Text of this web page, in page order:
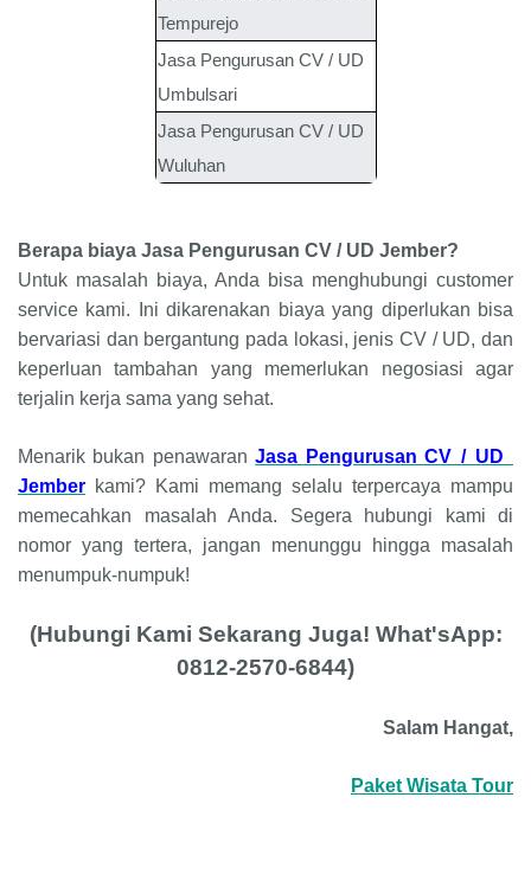
Tempurejo
Jasa Pengurusan CV / UD
Umbulsari
Jasa Pengurusan CV / UD
Wuluhan
Berapa biaya Jasa Pengurusan CV / UD Jember?
Untuk masalah biaya, Anda bisa menghubungi customer
service kami. Ini dikarenakan biaya yang diperlukan bisa
bervariasi dan bergantung pada lokasi, jenis CV / UD, dan
keperluan tambahan yang memerlukan negosiasi agar
terjalin kerja sama yang sehat.
Menarik bukan penawaranJasa Pengurusan CV / UD
Jember kami? Kami memang selalu terpercaya mampu
memecahkan masalah Anda. Segera hubungi kami di
nomor yang tertera, jangan menunggu hingga masalah
menumpuk-numpuk!
(Hubungi Kami Sekarang Juga! What'sApp:
0812-2570-6844)
Salam Hangat,
Paket Wisata Tour